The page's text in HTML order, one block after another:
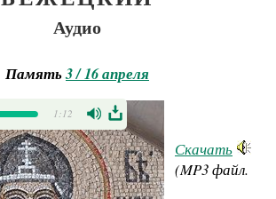
Аудио
Память3 / 16 апреля
1:12
Скачать
(MP3 файл.